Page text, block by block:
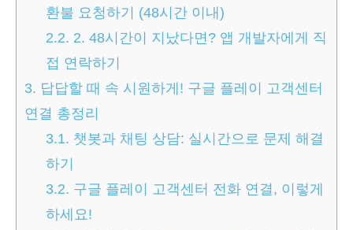
환불 요청하기 (48시간 이내)
2.2. 2. 48시간이 지났다면? 앱 개발자에게 직
접 연락하기
3. 답답할 때 속 시원하게! 구글 플레이 고객센터
연결 총정리
3.1. 챗봇과 채팅 상담: 실시간으로 문제 해결
하기
3.2. 구글 플레이 고객센터 전화 연결, 이렇게
하세요!